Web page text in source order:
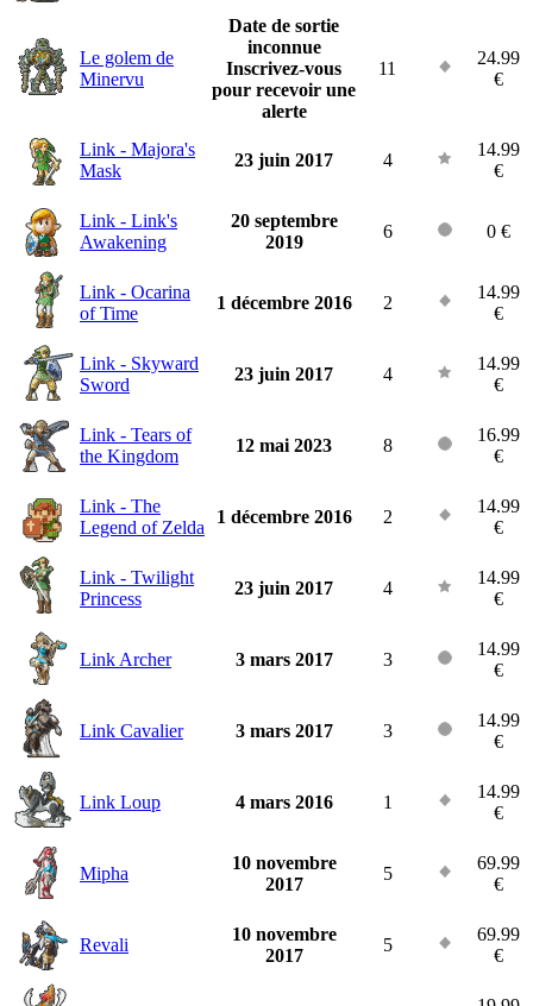
Le golem de
Minervu
Date de sortie
inconnue
Inscrivez-vous
pour recevoir une
alerte
11
24.99
€
Link - Majora's
Mask
23 juin 2017 4
14.99
€
Link - Link's
Awakening
20 septembre
2019
6 0 €
Link - Ocarina
of Time
1 décembre 2016 2
14.99
€
Link - Skyward
Sword
23 juin 2017 4
14.99
€
Link - Tears of
the Kingdom
12 mai 2023 8
16.99
€
Link - The
Legend of Zelda
1 décembre 2016 2
14.99
€
Link - Twilight
Princess
23 juin 2017 4
14.99
€
Link Archer 3 mars 2017 3
14.99
€
Link Cavalier 3 mars 2017 3
14.99
€
Link Loup 4 mars 2016 1
14.99
€
Mipha
10 novembre
2017
5
69.99
€
Revali
10 novembre
2017
5
69.99
€